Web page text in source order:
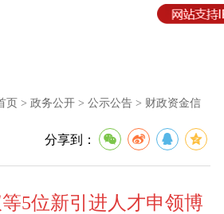
页 > 政务公开 > 公示公告 > 财政资金信
分享到：
5位新引进人才申领博